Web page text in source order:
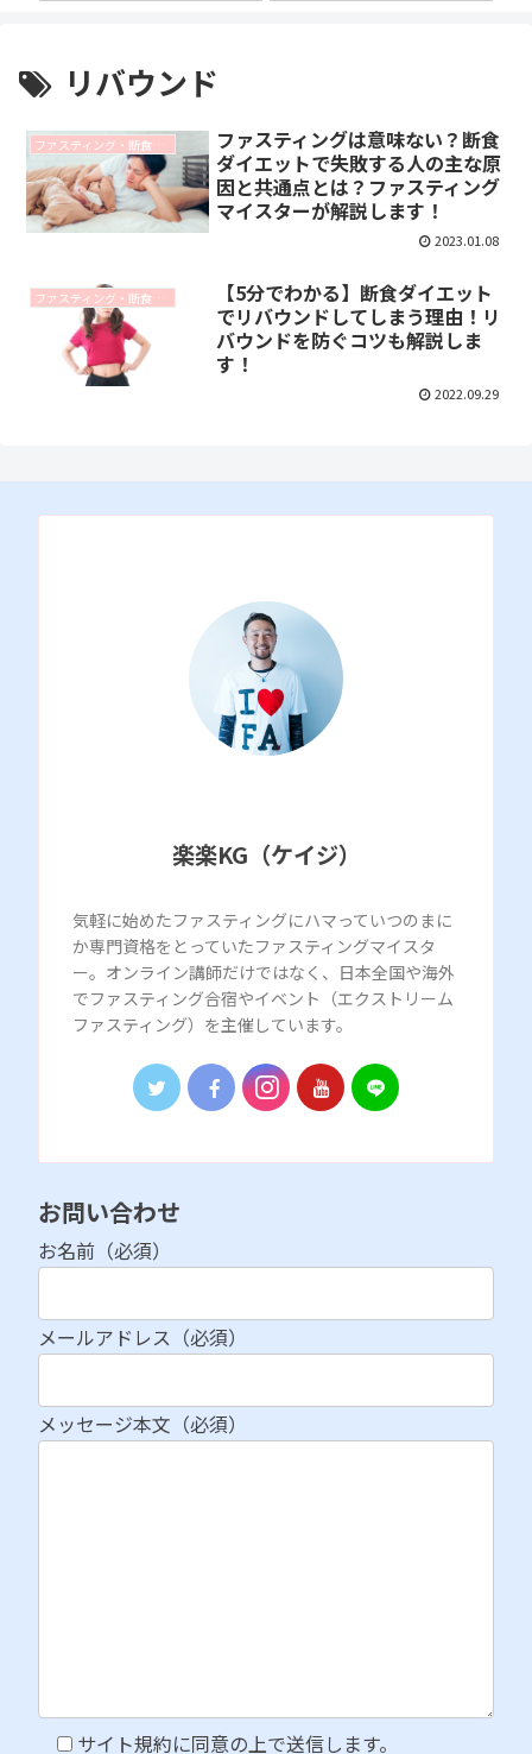
リバウンド
ファスティング・断食に関するコラム
ファスティングは意味ない？断食
ダイエットで失敗する人の主な原
因と共通点とは？ファスティング
マイスターが解説します！
2023.01.08
ファスティング・断食に関するコラム
【5分でわかる】断食ダイエット
でリバウンドしてしまう理由！リ
バウンドを防ぐコツも解説しま
す！
2022.09.29
楽楽KG（ケイジ）
気軽に始めたファスティングにハマっていつのまに
か専門資格をとっていたファスティングマイスタ
ー。オンライン講師だけではなく、日本全国や海外
でファスティング合宿やイベント（エクストリーム
ファスティング）を主催しています。
お問い合わせ
お名前（必須）
メールアドレス（必須）
メッセージ本文（必須）
サイト規約に同意の上で送信します。